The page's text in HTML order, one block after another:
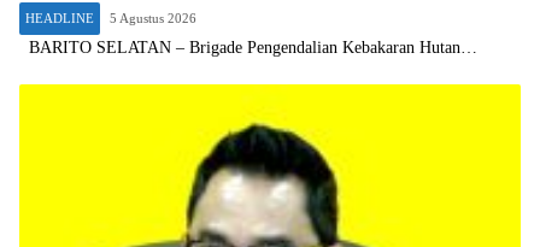
HEADLINE 5 Agustus 2026
BARITO SELATAN – Brigade Pengendalian Kebakaran Hutan…